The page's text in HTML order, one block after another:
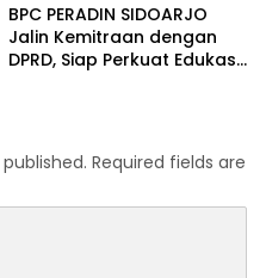
BPC PERADIN SIDOARJO
Jalin Kemitraan dengan
DPRD, Siap Perkuat Edukasi
Required fields are